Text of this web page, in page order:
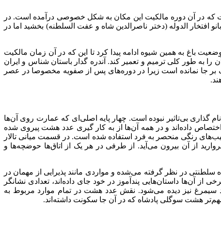
که در آن دوره مالکیت این مکان به شکل خصوصی درآمده است. در
افتخار الدوله (دختر ناصرالدین شاه و عفت السلطنه) بخشید اما در
که تمام تزیینات، شامل طلاکاری و آیینه کاری‌های محصول دوره صفویه را زیر گچ کاری‌هایی پنهان کردند. تا سال 1344 نیز وضعیت باغ به همین شیوه ادامه پیدا کرد تا این که در آن زمان مالکیت
به طور کلی ترمیم و تعمیر کند. آندره گدار باستان شناس و ایران
بر جا نمانده است زیرا در دوره‌های پس از صفویه مخصوصا در عصر
گذاری بی‌تاثیر نبوده است. چهار پایه اصلی‌ای که عمارت روی آن‌ها
داده‌اند و در همه آن‌ها از به کار گیری عدد هشت پیروی شده
رنگی منحصر به فرد استفاده شده است. در قسمت میانی تالار
از آن بیرون می‌آید. از طرفی در هر یک از اتاق‌ها حوضچه‌ها و
در نظر گرفته می‌شده و مواردی مانند پذیرایی از مهمان در
آن‌ها داستان‌هایی پندآموز در خود جای داده‌اند، تعدادی نشانگر
سیمرغ نیز دیده می‌شود. نقش عدد هشت در تمام موارد مربوط به